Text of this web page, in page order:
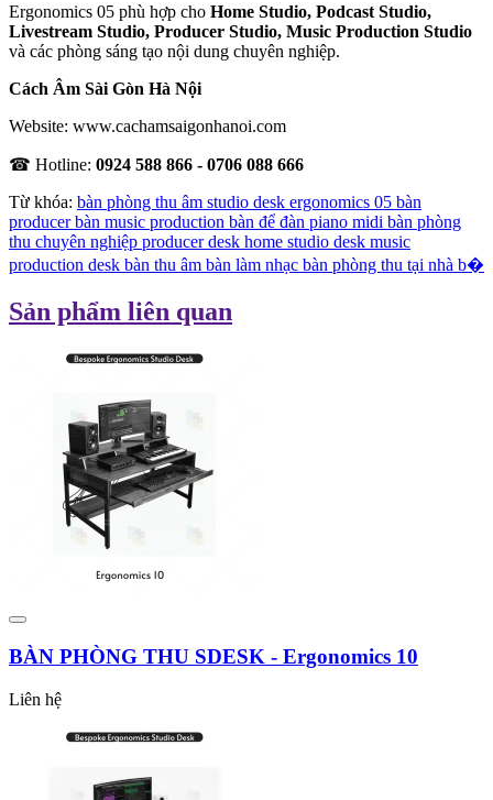
Ergonomics 05 phù hợp cho Home Studio, Podcast Studio,
Livestream Studio, Producer Studio, Music Production Studio
và các phòng sáng tạo nội dung chuyên nghiệp.
Cách Âm Sài Gòn Hà Nội
Website: www.cachamsaigonhanoi.com
☎ Hotline: 0924 588 866 - 0706 088 666
Từ khóa: bàn phòng thu âm studio desk ergonomics 05 bàn
producer bàn music production bàn để đàn piano midi bàn phòng
thu chuyên nghiệp producer desk home studio desk music
production desk bàn thu âm bàn làm nhạc bàn phòng thu tại nhà b�
Sản phẩm liên quan
BÀN PHÒNG THU SDESK - Ergonomics 10
Liên hệ